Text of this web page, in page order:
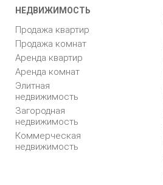
НЕДВИЖИМОСТЬ
Продажа квартир
Продажа комнат
Аренда квартир
Аренда комнат
Элитная
недвижимость
Загородная
недвижимость
Коммерческая
недвижимость